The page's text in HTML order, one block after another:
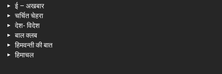
ई – अखबार
चर्चित चेहरा
देश- विदेश
बाल क्लब
हिमवन्ती की बात
हिमाचल